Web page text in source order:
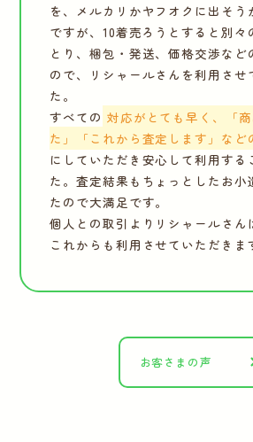
を、メルカリかヤフオクに出そう
ですが、10着売ろうとすると別々
とり、梱包・発送、価格交渉など
ので、リシャールさんを利用させ
た。
すべての 対応がとても早く、「
た」「これから査定します」など
にしていただき安心して利用する
た。査定結果もちょっとしたお小
たので大満足です。
個人との取引よりリシャールさん
これからも利用させていただきま
お客さまの声